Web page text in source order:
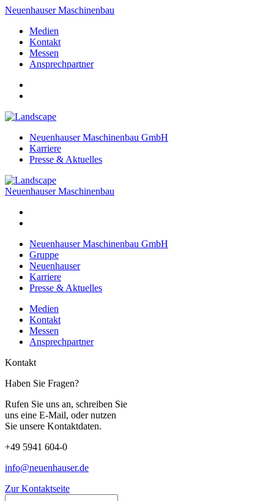
Neuenhauser Maschinenbau
Medien
Kontakt
Messen
Ansprechpartner
Neuenhauser Maschinenbau GmbH
Karriere
Presse & Aktuelles
Neuenhauser Maschinenbau
Neuenhauser Maschinenbau GmbH
Gruppe
Neuenhauser
Karriere
Presse & Aktuelles
Medien
Kontakt
Messen
Ansprechpartner
Kontakt
Haben Sie Fragen?
Rufen Sie uns an, schreiben Sie
uns eine E-Mail, oder nutzen
Sie unsere Kontaktdaten.
+49 5941 604-0
info@neuenhauser.de
Zur Kontaktseite